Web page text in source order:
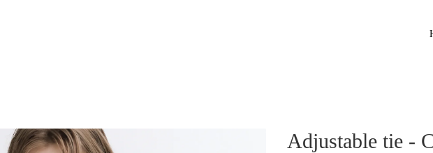
Adjustable tie -